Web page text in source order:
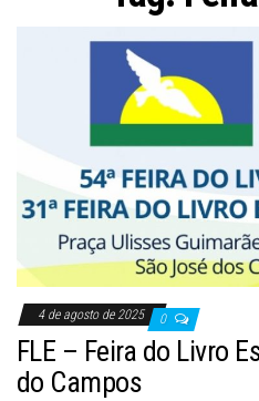
4 de agosto de 2025 0
FLE – Feira do Livro
do Campos